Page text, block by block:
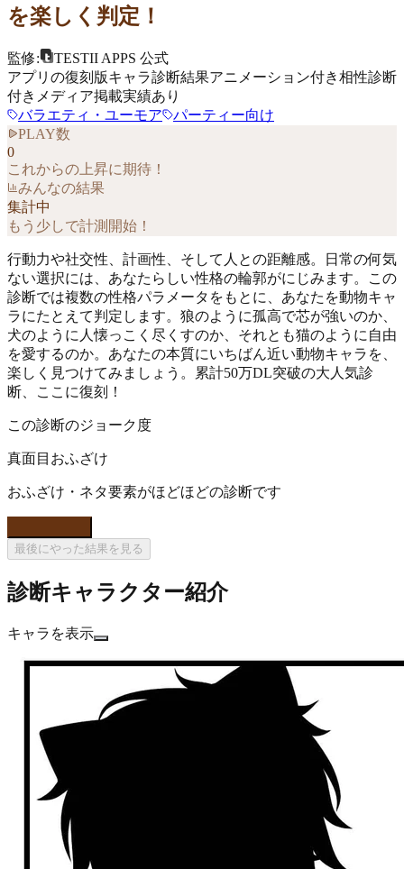
を楽しく判定！
監修:
TESTII APPS 公式
アプリの復刻版キャラ診断結果アニメーション付き相性診断
付き メディア掲載実績あり
バラエティ・ユーモア
パーティー向け
PLAY数
0
これからの上昇に期待！
みんなの結果
集計中
もう少しで計測開始！
行動力や社交性、計画性、そして人との距離感。日常の何気
ない選択には、あなたらしい性格の輪郭がにじみます。この
診断では複数の性格パラメータをもとに、あなたを動物キャ
ラにたとえて判定します。狼のように孤高で芯が強いのか、
犬のように人懐っこく尽くすのか、それとも猫のように自由
を愛するのか。あなたの本質にいちばん近い動物キャラを、
楽しく見つけてみましょう。累計50万DL突破の大人気診
断、ここに復刻！
この診断のジョーク度
真面目 おふざけ
おふざけ・ネタ要素がほどほどの診断です
最後にやった結果を見る
診断キャラクター紹介
キャラを表示